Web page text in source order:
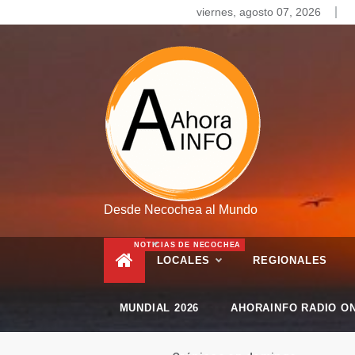
to
viernes, agosto 07, 2026
Desde Necochea al Mundo
LOCALES
NOTICIAS DE NECOCHEA
REGIONALES
MUNDIAL 2026 AHORAINFO RADIO